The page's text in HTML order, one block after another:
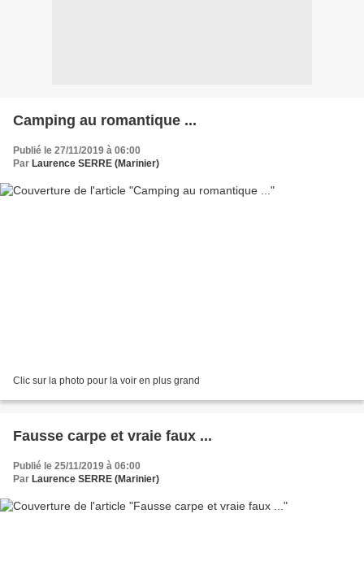
Camping au romantique ...
Publié le 27/11/2019 à 06:00
Par Laurence SERRE (Marinier)
Clic sur la photo pour la voir en plus grand
Fausse carpe et vraie faux ...
Publié le 25/11/2019 à 06:00
Par Laurence SERRE (Marinier)